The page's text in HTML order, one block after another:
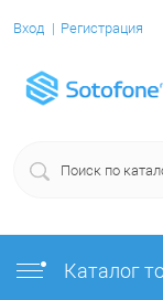
Вход Регистрация
Каталог